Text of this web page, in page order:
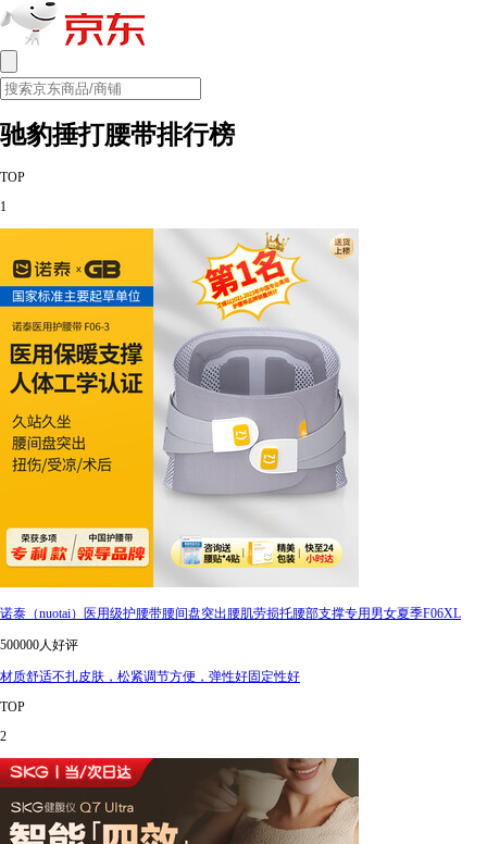
驰豹捶打腰带排行榜
TOP
1
诺泰（nuotai）医用级护腰带腰间盘突出腰肌劳损托腰部支撑专用男女夏季F06XL
500000人好评
材质舒适不扎皮肤，松紧调节方便，弹性好固定性好
TOP
2